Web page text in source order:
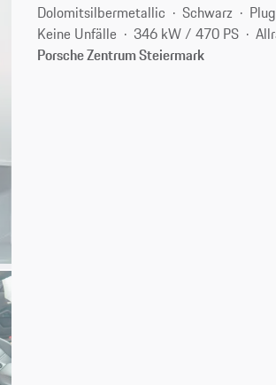
Dolomitsilbermetallic Schwarz
Keine Unfälle
346 kW / 470 PS
Porsche Zentrum Steiermark